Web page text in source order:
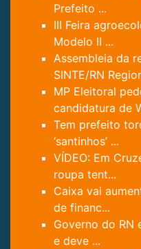
Prefeito ...
III Feira
Modelo II ...
Assembleia da
SINTE/RN
MP Eleitoral
candidatura de
Tem prefeito
‘santinhos’ ...
VÍDEO: Em
roupa tent...
Caixa vai
de financ...
Governo do RN
e deve ...